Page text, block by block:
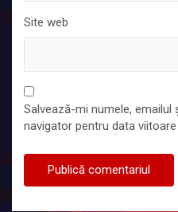
Site web
Salvează-mi numele,
navigator pentru data